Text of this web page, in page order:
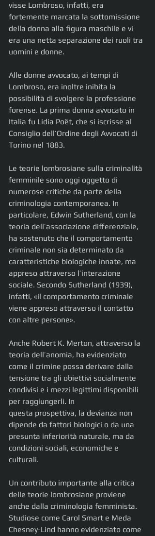
visse Lombroso, infatti, era
fortemente marcata la sottomissione
della donna alla figura maschile e vi
era una netta separazione dei ruoli tra
uomini e donne.
Alle donne avvocato, ai tempi di
Lombroso, era inoltre inibita la
possibilità di svolgere la professione
forense. La prima donna avvocato in
Italia fu Lidia Poët, che si iscrisse al
Consiglio dell’Ordine degli Avvocati di
Torino nel 1883.
Le teorie lombrosiane sulla criminalità
femminile sono oggi oggetto di
numerose critiche da parte della
criminologia contemporanea. In
particolare, Edwin Sutherland, con la
teoria dell’associazione differenziale,
ha sostenuto che il comportamento
criminale non sia determinato da
caratteristiche biologiche innate, ma
appreso attraverso l’interazione
sociale. Secondo Sutherland (1939),
infatti, «il comportamento criminale
viene appreso attraverso il contatto
con altre persone».
Anche Robert K. Merton, attraverso la
teoria dell’anomia, ha evidenziato
come il crimine possa derivare dalla
tensione tra gli obiettivi socialmente
condivisi e i mezzi legittimi disponibili
per raggiungerli. In
questa prospettiva, la devianza non
dipende da fattori biologici o da una
presunta inferiorità naturale, ma da
condizioni sociali, economiche e
culturali.
Un contributo importante alla critica
delle teorie lombrosiane proviene
anche dalla criminologia femminista.
Studiose come Carol Smart e Meda
Chesney-Lind hanno evidenziato come